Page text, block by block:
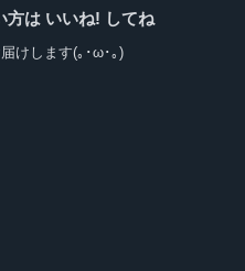
方は いいね! してね
けします(｡･ω･｡)